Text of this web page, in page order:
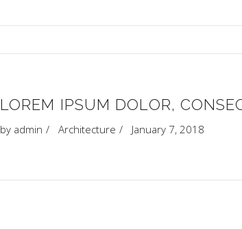
LOREM IPSUM DOLOR,
by admin Architecture January 7, 2018